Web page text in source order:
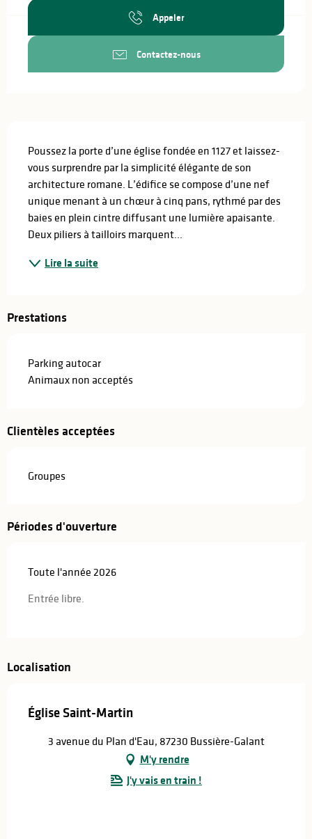
Appeler
Contactez-nous
Poussez la porte d’une église fondée en 1127 et laissez-
vous surprendre par la simplicité élégante de son
architecture romane. L’édifice se compose d’une nef
unique menant à un chœur à cinq pans, rythmé par des
baies en plein cintre diffusant une lumière apaisante.
Deux piliers à tailloirs marquent...
Lire la suite
Prestations
Parking autocar
Animaux non acceptés
Clientèles acceptées
Groupes
Périodes d'ouverture
Toute l'année 2026
Entrée libre.
Localisation
Église Saint-Martin
3 avenue du Plan d'Eau, 87230 Bussière-Galant
M'y rendre
J'y vais en train !